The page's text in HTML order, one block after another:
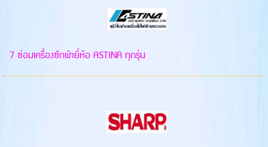
7 ซ่อมเครื่องซักผ้ายี่ห้อ ASTINA ทุกรุ่น